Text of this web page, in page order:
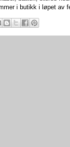
i butikk i løpet av